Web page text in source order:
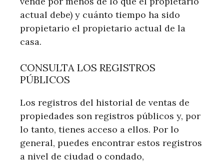
actual debe) y cuánto tiempo ha sido
propietario el propietario actual de la
casa.
CONSULTA LOS REGISTROS
PÚBLICOS
Los registros del historial de ventas de
propiedades son registros públicos y, por
lo tanto, tienes acceso a ellos. Por lo
general, puedes encontrar estos registros
a nivel de ciudad o condado,